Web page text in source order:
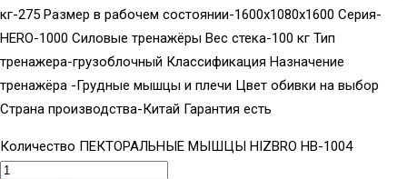
кг-275 Размер в рабочем состоянии-1600x1080x1600 Серия-
HERO-1000 Силовые тренажёры Вес стека-100 кг Тип
тренажера-грузоблочный Классификация Назначение
тренажёра -Грудные мышцы и плечи Цвет обивки на выбор
Страна производства-Китай Гарантия есть
Количество ПЕКТОРАЛЬНЫЕ МЫШЦЫ HIZBRO HB-1004